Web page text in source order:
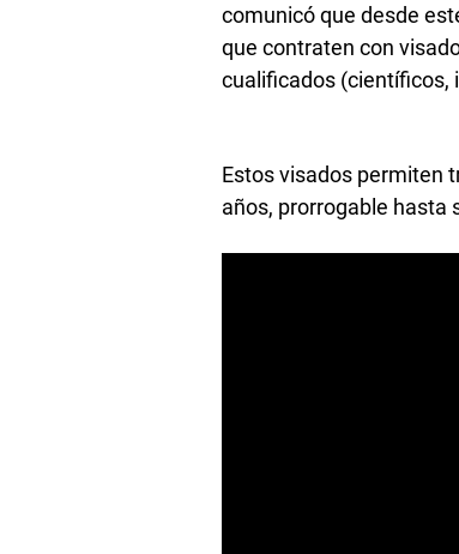
comunicó que desde
que contraten con
cualificados (científicos,
Estos visados permiten
años, prorrogable hasta